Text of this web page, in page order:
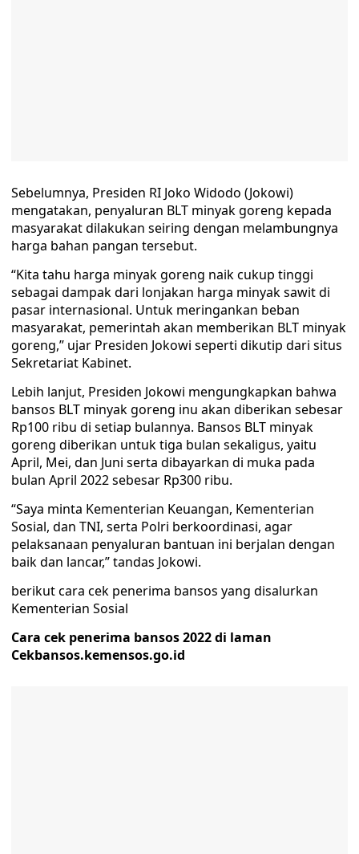
Sebelumnya, Presiden RI Joko Widodo (Jokowi)
mengatakan, penyaluran BLT minyak goreng kepada
masyarakat dilakukan seiring dengan melambungnya
harga bahan pangan tersebut.
“Kita tahu harga minyak goreng naik cukup tinggi
sebagai dampak dari lonjakan harga minyak sawit di
pasar internasional. Untuk meringankan beban
masyarakat, pemerintah akan memberikan BLT minyak
goreng,” ujar Presiden Jokowi seperti dikutip dari situs
Sekretariat Kabinet.
Lebih lanjut, Presiden Jokowi mengungkapkan bahwa
bansos BLT minyak goreng inu akan diberikan sebesar
Rp100 ribu di setiap bulannya. Bansos BLT minyak
goreng diberikan untuk tiga bulan sekaligus, yaitu
April, Mei, dan Juni serta dibayarkan di muka pada
bulan April 2022 sebesar Rp300 ribu.
“Saya minta Kementerian Keuangan, Kementerian
Sosial, dan TNI, serta Polri berkoordinasi, agar
pelaksanaan penyaluran bantuan ini berjalan dengan
baik dan lancar,” tandas Jokowi.
berikut cara cek penerima bansos yang disalurkan
Kementerian Sosial
Cara cek penerima bansos 2022 di laman
Cekbansos.kemensos.go.id